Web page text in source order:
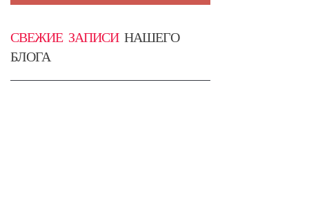
СВЕЖИЕ ЗАПИСИНАШЕГО
БЛОГА